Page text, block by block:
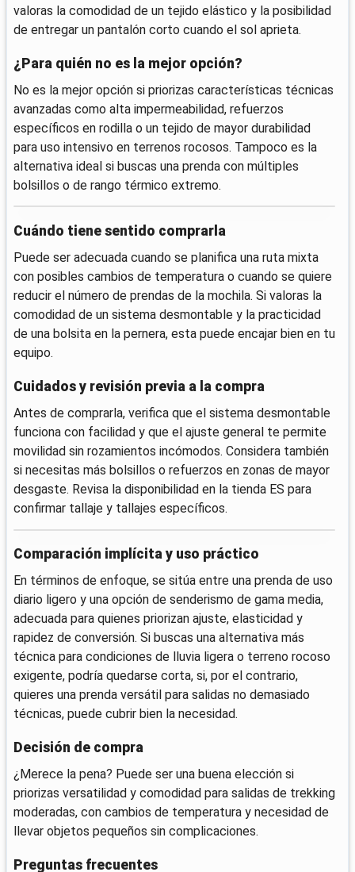
valoras la comodidad de un tejido elástico y la posibilidad
de entregar un pantalón corto cuando el sol aprieta.
¿Para quién no es la mejor opción?
No es la mejor opción si priorizas características técnicas
avanzadas como alta impermeabilidad, refuerzos
específicos en rodilla o un tejido de mayor durabilidad
para uso intensivo en terrenos rocosos. Tampoco es la
alternativa ideal si buscas una prenda con múltiples
bolsillos o de rango térmico extremo.
Cuándo tiene sentido comprarla
Puede ser adecuada cuando se planifica una ruta mixta
con posibles cambios de temperatura o cuando se quiere
reducir el número de prendas de la mochila. Si valoras la
comodidad de un sistema desmontable y la practicidad
de una bolsita en la pernera, esta puede encajar bien en tu
equipo.
Cuidados y revisión previa a la compra
Antes de comprarla, verifica que el sistema desmontable
funciona con facilidad y que el ajuste general te permite
movilidad sin rozamientos incómodos. Considera también
si necesitas más bolsillos o refuerzos en zonas de mayor
desgaste. Revisa la disponibilidad en la tienda ES para
confirmar tallaje y tallajes específicos.
Comparación implícita y uso práctico
En términos de enfoque, se sitúa entre una prenda de uso
diario ligero y una opción de senderismo de gama media,
adecuada para quienes priorizan ajuste, elasticidad y
rapidez de conversión. Si buscas una alternativa más
técnica para condiciones de lluvia ligera o terreno rocoso
exigente, podría quedarse corta, si, por el contrario,
quieres una prenda versátil para salidas no demasiado
técnicas, puede cubrir bien la necesidad.
Decisión de compra
¿Merece la pena? Puede ser una buena elección si
priorizas versatilidad y comodidad para salidas de trekking
moderadas, con cambios de temperatura y necesidad de
llevar objetos pequeños sin complicaciones.
Preguntas frecuentes